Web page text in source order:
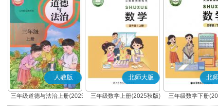
人教版
三年级道德与法治上册(2025
秋版)(部编版)
北师大版
三年级数学上册(2025秋版)
北
三年级数学下册